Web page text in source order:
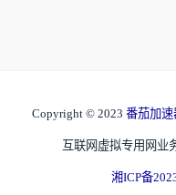
Copyright © 2023 番茄加速
互联网虚拟专用网业
湘ICP备